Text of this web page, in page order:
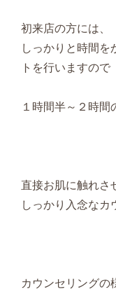
初来店の方には、
しっかりと時間を
トを行いますので
１時間半～２時間
直接お肌に触れさ
しっかり入念なカ
カウンセリングの